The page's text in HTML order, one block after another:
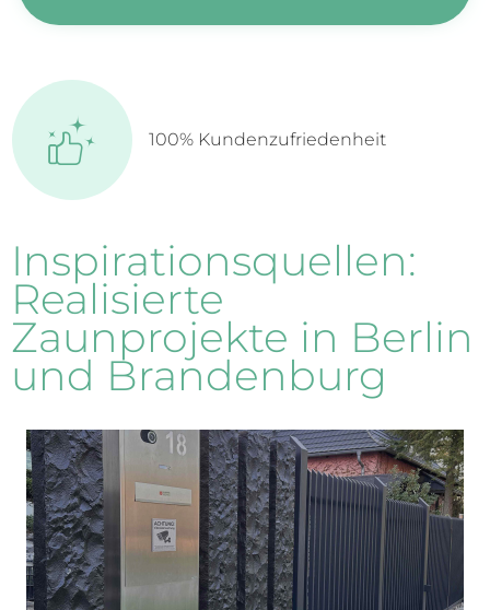
100% Kundenzufriedenheit
Inspirationsquellen:
Realisierte
Zaunprojekte in Berlin
und Brandenburg